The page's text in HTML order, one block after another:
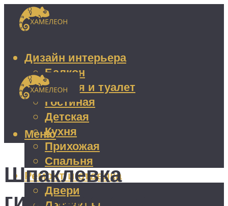
Дизайн интерьера
Балкон
Ванная и туалет
Гостиная
Детская
Кухня
Прихожая
Спальня
Ремонт и отделка
Двери
Меню
Шпаклевка
гипсокартона: